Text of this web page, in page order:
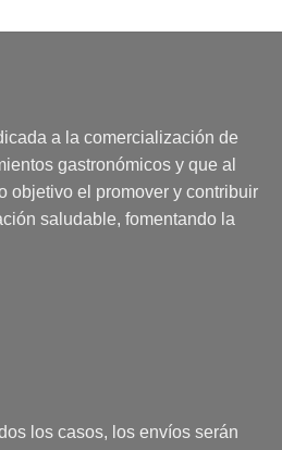
a la comercialización de
gastronómicos y que al
objetivo el promover y contribuir
saludable, fomentando la
los casos, los envíos serán